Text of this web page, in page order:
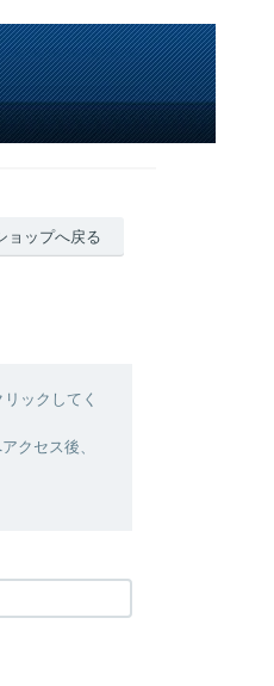
ョップへ戻る
ックしてく
クセス後、